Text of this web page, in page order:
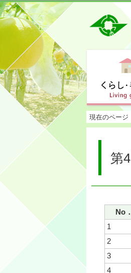
現在のページ
第
No．
1
2
3
4